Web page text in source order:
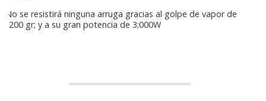
No se resistirá ninguna arruga gracias al golpe de vapor de
200 gr; y a su gran potencia de 3;000W